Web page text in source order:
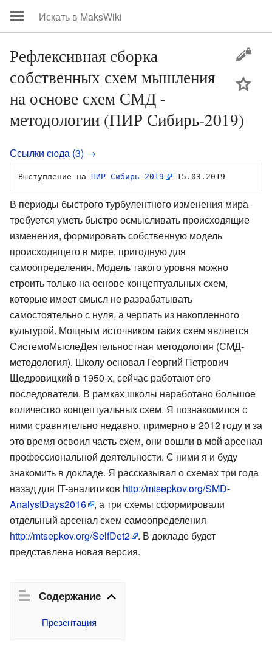
Рефлексивная сборка
собственных схем мышления
на основе схем СМД -
методологии (ПИР Сибирь-2019)
Ссылки сюда (3) →
Выступление на ПИР Сибирь-2019
В периоды быстрого турбулентного изменения мира
требуется уметь быстро осмысливать происходящие
изменения, формировать собственную модель
происходящего в мире, пригодную для
самоопределения. Модель такого уровня можно
строить только на основе концептуальных схем,
которые имеет смысл не разрабатывать
самостоятельно с нуля, а черпать из накопленного
культурой. Мощным источником таких схем является
СистемоМыслеДеятельностная методология (СМД-
методология). Школу основал Георгий Петрович
Щедровицкий в 1950-х, сейчас работают его
последователи. В рамках школы наработано большое
количество концептуальных схем. Я познакомился с
ними сравнительно недавно, примерно в 2012 году и за
это время освоил часть схем, они вошли в мой арсенал
профессиональной деятельности. С ними я и буду
знакомить в докладе. Я рассказывал о схемах три года
назад для IT-аналитиков http://mtsepkov.org/SMD-
AnalystDays2016
, а три схемы сформировали
отдельный арсенал схем самоопределения
http://mtsepkov.org/SelfDet2
. В докладе будет
представлена новая версия.
Содержание
Презентация